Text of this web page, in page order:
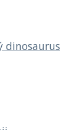
dinosaurus